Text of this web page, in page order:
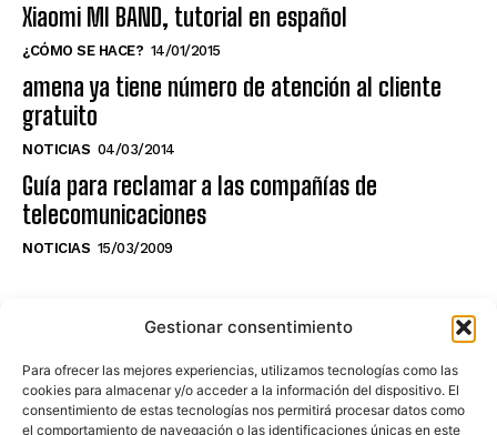
Gestionar consentimiento
Para ofrecer las mejores experiencias, utilizamos tecnologías como las
cookies para almacenar y/o acceder a la información del dispositivo. El
consentimiento de estas tecnologías nos permitirá procesar datos como
el comportamiento de navegación o las identificaciones únicas en este
Xiaomi MI BAND, tutorial en español
¿CÓMO SE HACE? 14/01/2015
amena ya tiene número de atención al cliente
gratuito
NOTICIAS 04/03/2014
Guía para reclamar a las compañías de
telecomunicaciones
NOTICIAS 15/03/2009
NO TE PIERDAS LO ÚLTIMO DEL CANAL
Haz clic en «Estoy de acuerdo» para